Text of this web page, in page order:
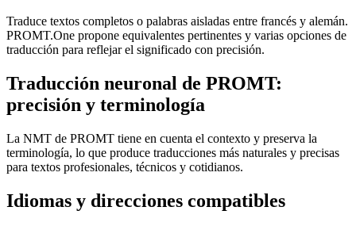
Traduce textos completos o palabras aisladas entre francés y alemán.
PROMT.One propone equivalentes pertinentes y varias opciones de
traducción para reflejar el significado con precisión.
Traducción neuronal de PROMT:
precisión y terminología
La NMT de PROMT tiene en cuenta el contexto y preserva la
terminología, lo que produce traducciones más naturales y precisas
para textos profesionales, técnicos y cotidianos.
Idiomas y direcciones compatibles